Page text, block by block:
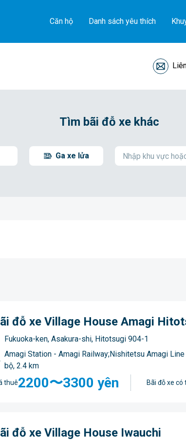
Căn hộ Danh sách yêu thích
Tìm bãi đỗ xe khác
Ga xe lửa
đỗ xe Village House Amagi
Fukuoka-ken, Asakura-shi, Hitotsugi 904-1
Amagi Station - Amagi Railway;Nishitetsu Amagi
bộ, 2.4 km
thuê2200〜3300 yên Bãi đỗ xe có
đỗ xe Village House Iwauchi